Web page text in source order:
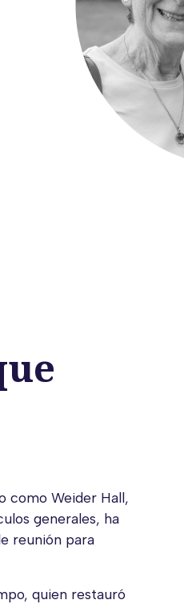
como Weider Hall,
generales, ha
reunión para
quien restauró